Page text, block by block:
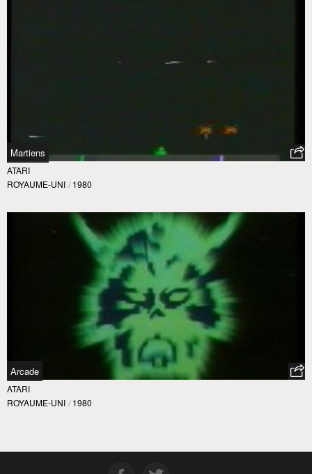
Martiens
ATARI
ROYAUME-UNI / 1980
Arcade
ATARI
ROYAUME-UNI / 1980